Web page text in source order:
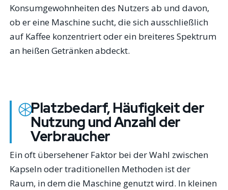
Konsumgewohnheiten des Nutzers ab und davon,
ob er eine Maschine sucht, die sich ausschließlich
auf Kaffee konzentriert oder ein breiteres Spektrum
an heißen Getränken abdeckt.
Platzbedarf, Häufigkeit der
Nutzung und Anzahl der
Verbraucher
Ein oft übersehener Faktor bei der Wahl zwischen
Kapseln oder traditionellen Methoden ist der
Raum, in dem die Maschine genutzt wird. In kleinen